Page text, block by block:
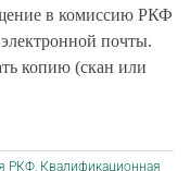
в комиссию РКФ
почты.
копию (скан или
РКФ, Квалификационная